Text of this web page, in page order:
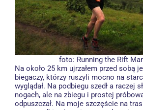
foto: Running the Rift
Na około 25 km ujrzałem przed sobą
biegaczy, którzy ruszyli mocno na
wyglądał. Na podbiegu szedł a raczej
nogach, ale na zbiegu i prostej
odpuszczał. Na moje szczęście na